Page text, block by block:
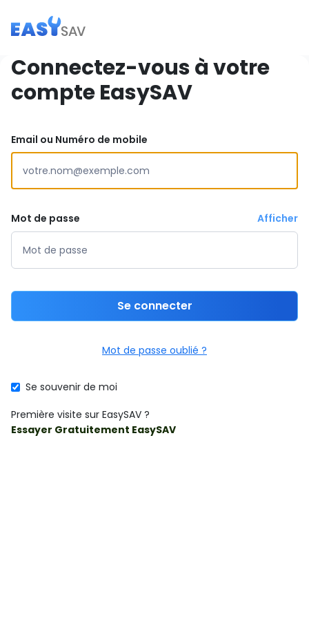
Connectez-vous à votre
compte EasySAV
Email ou Numéro de mobile
Mot de passe Afficher
Se connecter
Mot de passe oublié ?
Se souvenir de moi
Première visite sur EasySAV ?
Essayer Gratuitement EasySAV